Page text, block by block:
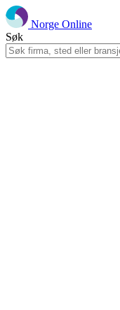
Norge Online
Søk